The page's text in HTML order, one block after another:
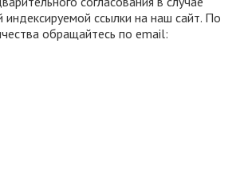
индексируемой ссылки на наш сайт. По
обращайтесь по email: